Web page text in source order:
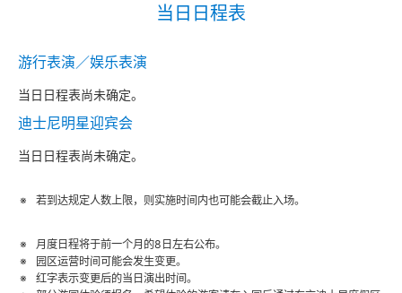
当日日程表
游行表演／娱乐表演
当日日程表尚未确定。
迪士尼明星迎宾会
当日日程表尚未确定。
若到达规定人数上限，则实施时间内也可能会截止入场。
月度日程将于前一个月的8日左右公布。
园区运营时间可能会发生变更。
红字表示变更后的当日演出时间。